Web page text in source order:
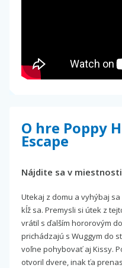
O hre Poppy
Escape
Nájdite sa v
Utekaj z domu a vyhýbaj
kĺž sa. Premysli si útek z
vrátil s ďalším hororovým
prichádzajú s Wuggym do
voľne pohybovať aj Kissy.
otvoril dvere, inak ťa